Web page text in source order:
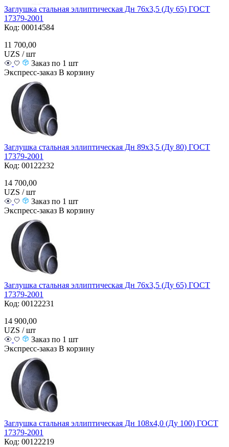
Заглушка стальная эллиптическая Дн 76х3,5 (Ду 65) ГОСТ
17379-2001
Код: 00014584
11 700,00
UZS / шт
Заказ по 1 шт
Экспресс-заказ В корзину
Заглушка стальная эллиптическая Дн 89х3,5 (Ду 80) ГОСТ
17379-2001
Код: 00122232
14 700,00
UZS / шт
Заказ по 1 шт
Экспресс-заказ В корзину
Заглушка стальная эллиптическая Дн 76х3,5 (Ду 65) ГОСТ
17379-2001
Код: 00122231
14 900,00
UZS / шт
Заказ по 1 шт
Экспресс-заказ В корзину
Заглушка стальная эллиптическая Дн 108х4,0 (Ду 100) ГОСТ
17379-2001
Код: 00122219